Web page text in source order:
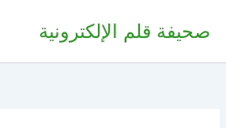
صحيفة قلم الإلكترونية